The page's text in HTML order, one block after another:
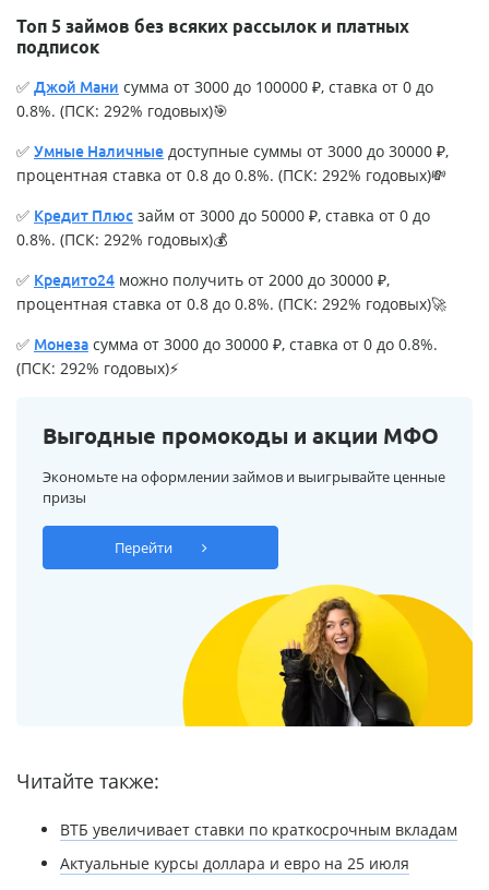
Топ 5 займов без всяких рассылок и платных
подписок
✅ Джой Мани сумма от 3000 до 100000 ₽, ставка от 0 до
0.8%. (ПСК: 292% годовых)🎯
✅ Умные Наличные доступные суммы от 3000 до 30000 ₽,
процентная ставка от 0.8 до 0.8%. (ПСК: 292% годовых)💸
✅ Кредит Плюс займ от 3000 до 50000 ₽, ставка от 0 до
0.8%. (ПСК: 292% годовых)💰
✅ Кредито24 можно получить от 2000 до 30000 ₽,
процентная ставка от 0.8 до 0.8%. (ПСК: 292% годовых)🚀
✅ Монеза сумма от 3000 до 30000 ₽, ставка от 0 до 0.8%.
(ПСК: 292% годовых)⚡
Выгодные промокоды и акции МФО
Экономьте на оформлении займов и выигрывайте ценные
призы
Перейти
Читайте также:
ВТБ увеличивает ставки по краткосрочным вкладам
Актуальные курсы доллара и евро на 25 июля